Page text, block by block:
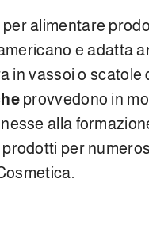
alimentare
e adatta
in vassoi o scatole
provvedono in
alla
per